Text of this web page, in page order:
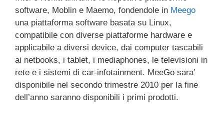
c
e
b
o
o
k
tt
er
e
a
d
s
k
e
dI
n
e
gr
a
m
at
s
A
p
p
ail n
vi
di
software, Moblin e Maemo, fondendole in Meego
una piattaforma software basata su Linux,
compatibile con diverse piattaforme hardware e
applicabile a diversi device, dai computer tascabili
ai netbooks, i tablet, i mediaphones, le televisioni in
rete e i sistemi di car-infotainment. MeeGo sara’
disponibile nel secondo trimestre 2010 per la fine
dell’anno saranno disponibili i primi prodotti.